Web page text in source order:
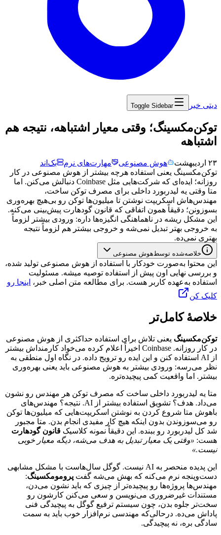
دیتی خبر Toggle Sidebar
‏توکن‌مکسینگ؛ وقتی معیار اشتباهه، نتیجه هم
اشتباهه
۲۳ اردیبهشت هوش مصنوعی مهارت‌های نرم
بک‌اند
توکن‌مکسینگ یعنی استفاده هرچه بیشتر از هوش مصنوعی در کار
روزانه؛ ایده‌ای که شرکت‌هایی مثل Coinbase دنبالش می‌کنن. اما
متا وقتی یه لیدربورد داخلی برای مصرف توکن ساخت،
مهندس‌هاش اسکریپت نوشتن تا میلیون‌ها توکن رو بی‌هیچ بهره‌وری
بسوزونن؛ دقیقاً همون اتفاقی که قانون گودهارت پیش‌بینی می‌کنه.
این مشکل ریشه در ناهماهنگی انگیزه‌ها داره: ورودی بیشتر لزوماً
به خروجی بهتر تبدیل نمی‌شه و خروجی بیشتر هم لزوماً نتیجه
بهتری نمی‌ده.
خلاصه‌شده توسطهوش مصنوعی
این محتوا به‌صورت خودکار با استفاده از هوش مصنوعی تولید شده،
و بررسی نهایی اون پیش از استفاده توصیه میشه. مسئولیت
استفاده به‌عهده کاربر هست. برای مطالعه متن اصلی خبر، اینجا رو
کلیک کن
خلاصهٔ کامل‌تر
توکن‌مکسینگ یعنی تلاش برای استفاده حداکثری از هوش مصنوعی
در کار روزانه. Coinbase اخیراً اعلام کرده می‌خواد کارمنداش بیشتر
از AI استفاده کنن و این ایده رو ترویج داده. در نگاه اول منطقی به
نظر می‌رسه: ورودی بیشتر به هوش مصنوعی باید یعنی بهره‌وری
بیشتر. اما واقعیت کمی پیچیده‌تره.
متا یه لیدربورد داخلی ساخت که مصرف توکن هر مهندس رو نشون
می‌داد. هدف؟ تشویق استفاده بیشتر از AI
. نتیجه؟ مهندس‌های
باهوش متا شروع کردن به نوشتن اسکریپت‌هایی که میلیون‌ها توکن
رو می‌سوزوندن بدون اینکه هیچ کار مفیدی انجام بدن. متا مجبور
شد کل لیدربورد رو ببنده. این دقیقاً نمونه کلاسیک قانون گودهارت
هست: «وقتی یک معیار تبدیل به هدف می‌شه، دیگه معیار خوبی
نیست.»
این پدیده منحصر به AI نیست. گوگل سال‌هاست با مشکل مشابهی
دست‌وپنجه نرم می‌کنه که بهش می‌شه گفت پرومومکسینگ:
مهندس‌ها پروژه‌ها رو پیچیده‌تر از چیزی که باید نشون می‌دن،
مستندات غیرضروری می‌نویسن و سعی می‌کنن کارشون رو
سخت‌تر جلوه بدن، چون سیستم ترفیع گوگل به پیچیدگی فنی
پاداش می‌ده. درحالی‌که مهندسی نرم‌افزار خوب باید به سمت
سادگی بره، نه پیچیدگی.